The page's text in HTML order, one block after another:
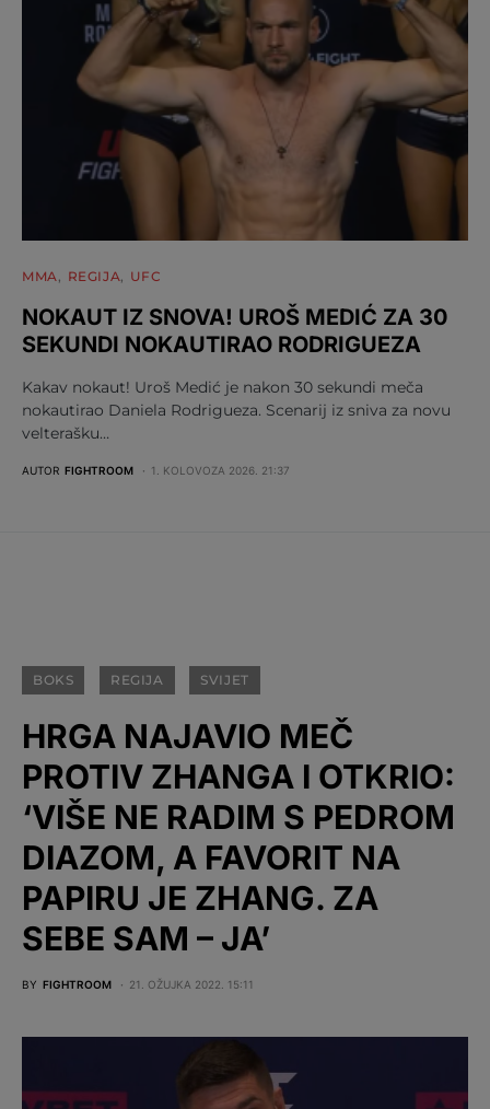
MMA REGIJA UFC
NOKAUT IZ SNOVA! UROŠ MEDIĆ ZA 30
SEKUNDI NOKAUTIRAO RODRIGUEZA
Kakav nokaut! Uroš Medić je nakon 30 sekundi meča
nokautirao Daniela Rodrigueza. Scenarij iz sniva za novu
velterašku…
AUTOR FIGHTROOM 1. KOLOVOZA 2026. 21:37
BOKS REGIJA SVIJET
HRGA NAJAVIO MEČ
PROTIV ZHANGA I OTKRIO:
‘VIŠE NE RADIM S PEDROM
DIAZOM, A FAVORIT NA
PAPIRU JE ZHANG. ZA
SEBE SAM – JA’
BY FIGHTROOM 21. OŽUJKA 2022. 15:11